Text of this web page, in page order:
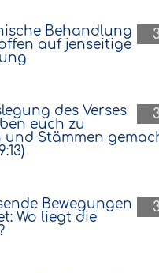
3
Behandlung
auf jenseitige
3
des Verses
euch zu
und Stämmen
3
Bewegungen
Wo liegt die